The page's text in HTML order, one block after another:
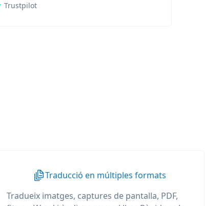
Trustpilot
Traducció en múltiples formats
Tradueix imatges, captures de pantalla, PDF,